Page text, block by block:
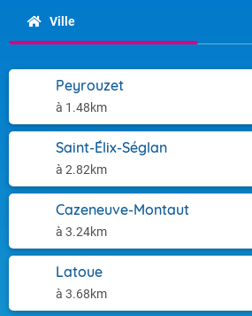
Ville
Peyrouzet
à 1.48km
Saint-Élix-Séglan
à 2.82km
Cazeneuve-Montaut
à 3.24km
Latoue
à 3.68km